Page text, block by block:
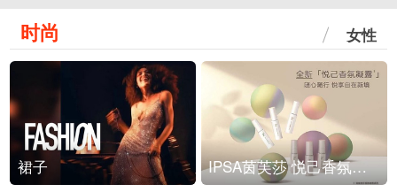
时尚 女性
裙子 IPSA茵芙莎 悦己香氛凝露上市